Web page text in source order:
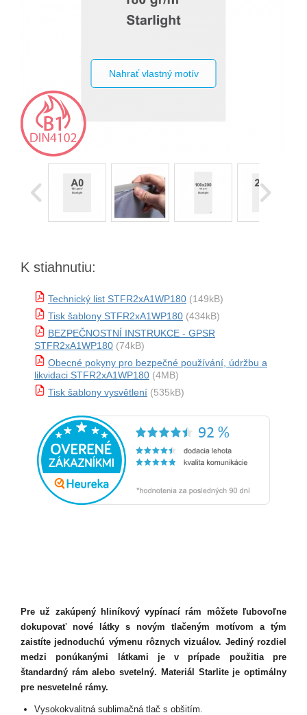
Nahrať vlastný motív
K stiahnutiu:
Technický list STFR2xA1WP180 (149kB)
Tisk šablony STFR2xA1WP180 (434kB)
BEZPEČNOSTNÍ INSTRUKCE - GPSR
STFR2xA1WP180 (74kB)
Obecné pokyny pro bezpečné používání, údržbu a
likvidaci STFR2xA1WP180 (4MB)
Tisk šablony vysvětlení (535kB)
Pre už zakúpený hliníkový vypínací rám môžete ľubovoľne
dokupovať nové látky s novým tlačeným motívom a tým
zaistíte jednoduchú výmenu rôznych vizuálov. Jediný rozdiel
medzi ponúkanými látkami je v prípade použitia pre
štandardný rám alebo svetelný. Materiál Starlite je optimálny
pre nesvetelné rámy.
Vysokokvalitná sublimačná tlač s obšitím.